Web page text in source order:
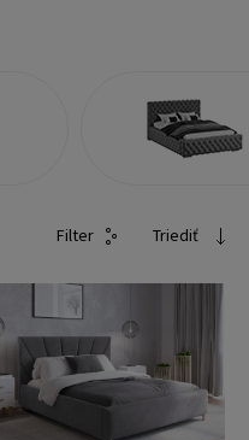
Filter Triediť